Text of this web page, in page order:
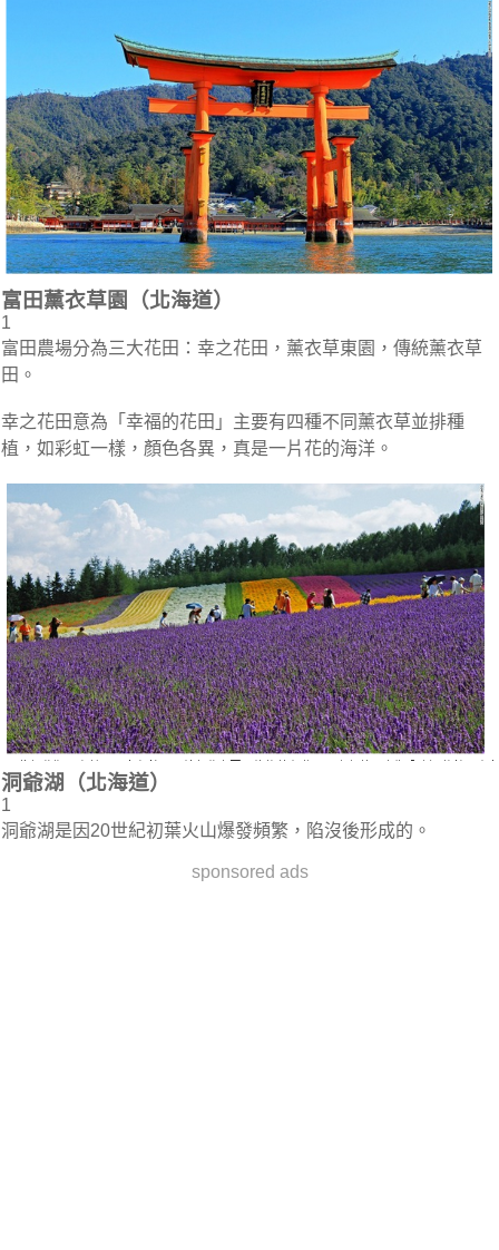
富田薰衣草園（北海道）
1
富田農場分為三大花田：幸之花田，薰衣草東園，傳統薰衣草
田。
幸之花田意為「幸福的花田」主要有四種不同薰衣草並排種
植，如彩虹一樣，顏色各異，真是一片花的海洋。
洞爺湖（北海道）
1
洞爺湖是因20世紀初葉火山爆發頻繁，陷沒後形成的。
sponsored ads